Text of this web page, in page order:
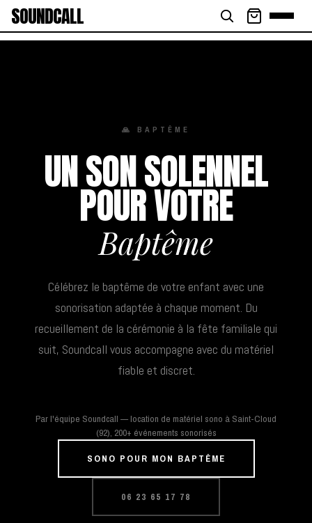
SOUNDCALL
🙏 BAPTÊME
UN SON SOLENNEL
POUR VOTRE
Baptême
Célébrez le baptême de votre enfant avec une
sonorisation adaptée à chaque moment. Du
recueillement de la cérémonie à la fête familiale qui
suit, Soundcall vous accompagne avec du matériel
fiable et discret.
Par l'équipe Soundcall — location de matériel sono à Saint-Cloud
(92), 200+ événements sonorisés
SONO POUR MON BAPTÊME
06 23 65 17 78